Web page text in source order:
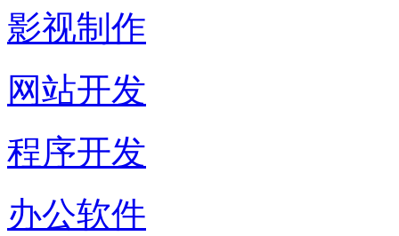
影视制作
网站开发
程序开发
办公软件